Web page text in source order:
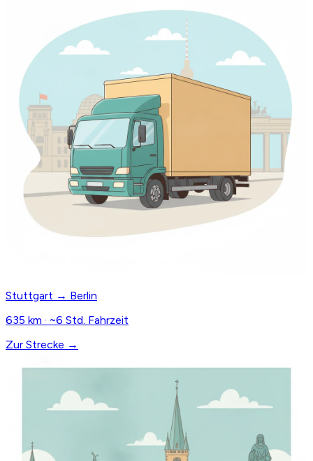
Stuttgart → Berlin
635 km · ~6 Std. Fahrzeit
Zur Strecke →